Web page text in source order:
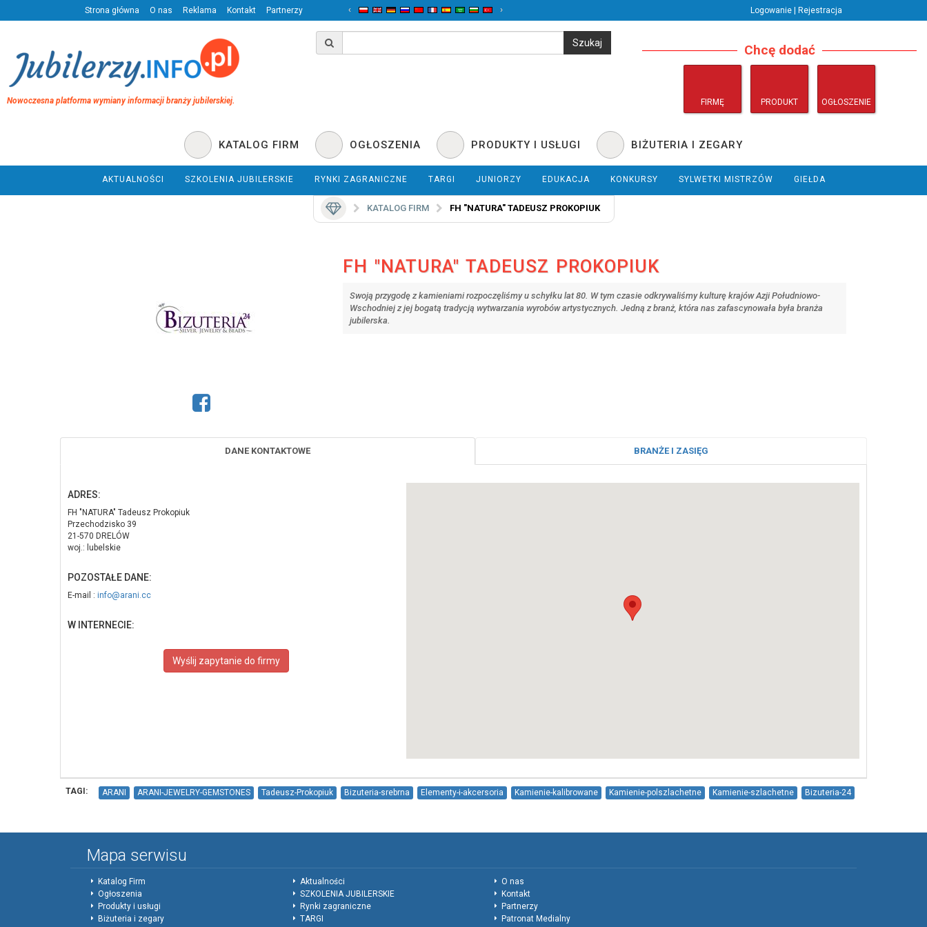
Strona główna O nas Reklama Kontakt Partnerzy ‹ › Logowanie | Rejestracja
Nowoczesna platforma wymiany informacji branży jubilerskiej.
Chcę dodać
FIRMĘ PRODUKT OGŁOSZENIE
KATALOG FIRM OGŁOSZENIA PRODUKTY I USŁUGI BIŻUTERIA I ZEGARY
AKTUALNOŚCI SZKOLENIA JUBILERSKIE RYNKI ZAGRANICZNE TARGI JUNIORZY EDUKACJA KONKURSY SYLWETKI MISTRZÓW GIEŁDA
KATALOG FIRM FH "NATURA" TADEUSZ PROKOPIUK
FH "NATURA" TADEUSZ PROKOPIUK
Swoją przygodę z kamieniami rozpoczęliśmy u schyłku lat 80. W tym czasie odkrywaliśmy kulturę krajów Azji Południowo-
Wschodniej z jej bogatą tradycją wytwarzania wyrobów artystycznych. Jedną z branż, która nas zafascynowała była branża
jubilerska.
DANE KONTAKTOWE BRANŻE I ZASIĘG
ADRES:
FH "NATURA" Tadeusz Prokopiuk
Przechodzisko 39
21-570 DRELÓW
woj.: lubelskie
POZOSTAŁE DANE:
E-mail : info@arani.cc
W INTERNECIE:
Wyślij zapytanie do firmy
TAGI: ARANI ARANI-JEWELRY-GEMSTONES Tadeusz-Prokopiuk Bizuteria-srebrna Elementy-i-akcersoria Kamienie-kalibrowane Kamienie-polszlachetne Kamienie-szlachetne Bizuteria-24
Mapa serwisu
Katalog Firm
Ogłoszenia
Produkty i usługi
Biżuteria i zegary
Aktualności
SZKOLENIA JUBILERSKIE
Rynki zagraniczne
TARGI
O nas
Kontakt
Partnerzy
Patronat Medialny